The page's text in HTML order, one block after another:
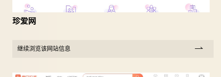
珍爱网
继续浏览该网站信息